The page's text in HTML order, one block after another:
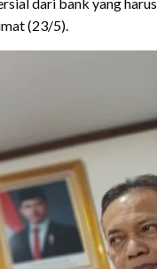
(23/5).